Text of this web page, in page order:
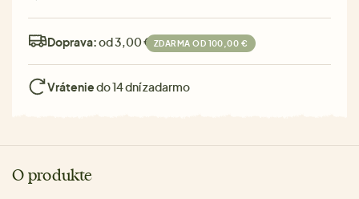
Doprava:od 3,00 € ZDARMA OD 100,00 €
Vráteniedo 14 dní zadarmo
O produkte